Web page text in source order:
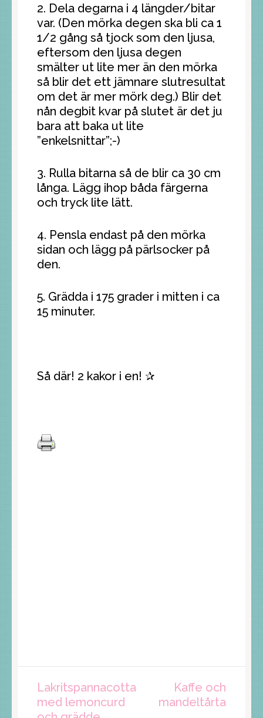
2. Dela degarna i 4 längder/bitar
var. (Den mörka degen ska bli ca 1
1/2 gång så tjock som den ljusa,
eftersom den ljusa degen
smälter ut lite mer än den mörka
så blir det ett jämnare slutresultat
om det är mer mörk deg.) Blir det
nån degbit kvar på slutet är det ju
bara att baka ut lite
”enkelsnittar”;-)
3. Rulla bitarna så de blir ca 30 cm
långa. Lägg ihop båda färgerna
och tryck lite lätt.
4. Pensla endast på den mörka
sidan och lägg på pärlsocker på
den.
5. Grädda i 175 grader i mitten i ca
15 minuter.
Så där! 2 kakor i en! ✰
Inläggsnavigering
Lakritspannacotta
med lemoncurd
Kaffe och
mandeltårta